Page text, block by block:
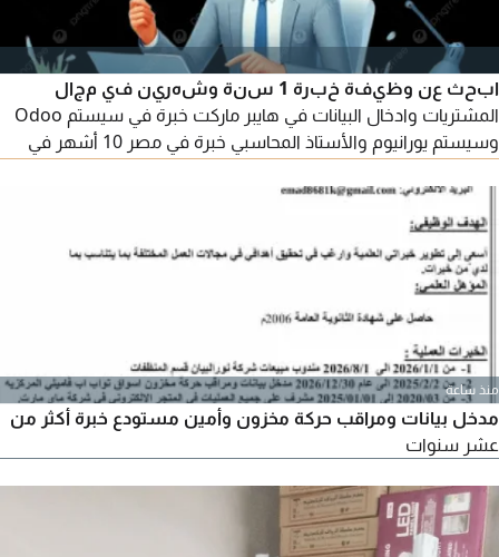
ابحث عن وظيفة خبرة 1 سنة وشهرين في مجال
المشتريات وادخال البيانات في هايبر ماركت خبرة في سيستم Odoo
وسيستم يورانيوم والأستاذ المحاسبي خبرة في مصر 10 أشهر في
هاردوير وسوفتوير والسيرفرات والشبكات وبرامج مايكروسوفت
أوفيس وخبرة في تطوير وتصميم مواقع الويب وأتميز بالدقة في
العمل وسريع التعلم
منذ ساعة
مدخل بيانات ومراقب حركة مخزون وأمين مستودع خبرة أكثر من
عشر سنوات